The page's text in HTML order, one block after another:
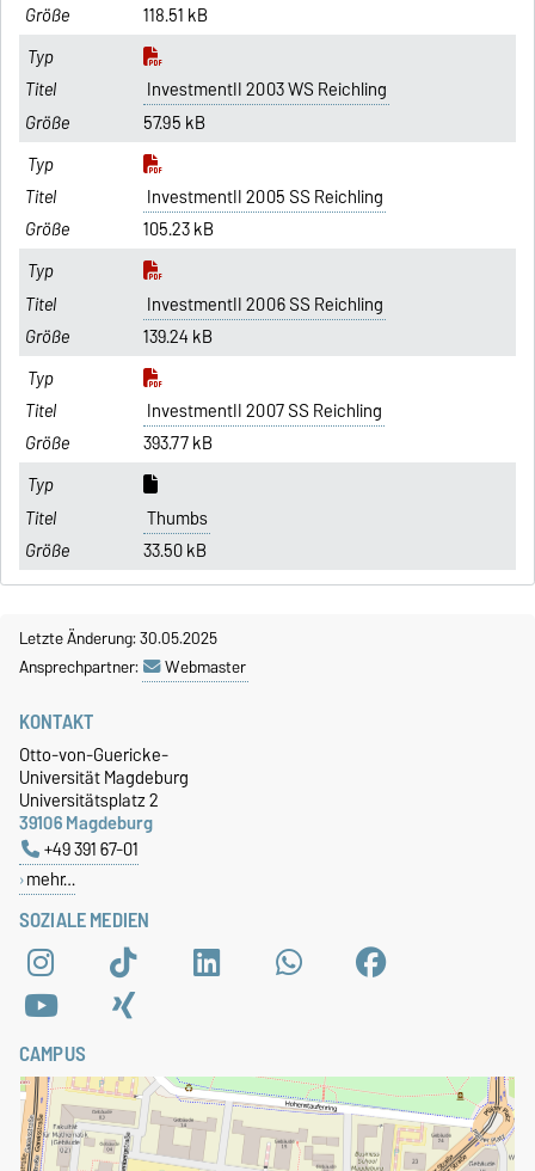
118.51 kB
InvestmentII 2003 WS Reichling
57.95 kB
InvestmentII 2005 SS Reichling
105.23 kB
InvestmentII 2006 SS Reichling
139.24 kB
InvestmentII 2007 SS Reichling
393.77 kB
Thumbs
33.50 kB
Letzte Änderung: 30.05.2025
Ansprechpartner:
Webmaster
SOZIALE MEDIEN
KONTAKT
Otto-von-Guericke-
Universität Magdeburg
Universitätsplatz 2
39106 Magdeburg
+49 391 67-01
mehr…
CAMPUS